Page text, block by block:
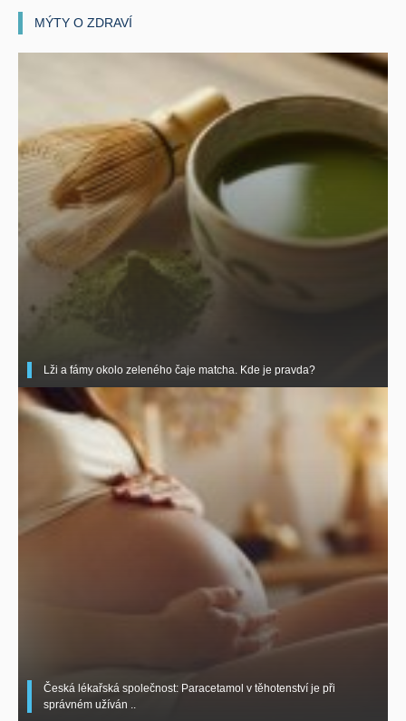
MÝTY O ZDRAVÍ
Lži a fámy okolo zeleného čaje matcha. Kde je pravda?
Česká lékařská společnost: Paracetamol v těhotenství je při
správném užíván ..